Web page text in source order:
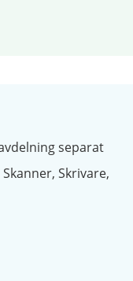
separat
Skanner Skrivare